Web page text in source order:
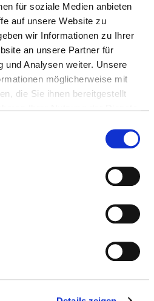
für soziale Medien anbieten
auf unsere Website zu
wir Informationen zu Ihrer
an unsere Partner für
und Analysen weiter. Unsere
möglicherweise mit
die Sie ihnen bereitgestellt
PERSON
hk@hcirnieh